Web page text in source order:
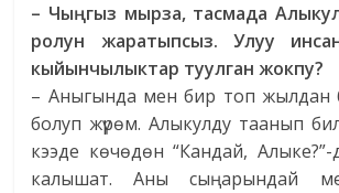
– Чыңгыз мырза, тасмада
ролун
жаратыпсыз. Улуу
кыйынчылыктар туулган жокпу?
– Аныгында мен бир топ жылдан
болуп жүрөм. Алыкулду таанып
кээде көчөдөн “Кандай,
калышат. Аны сыңарындай